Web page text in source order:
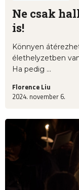
Ne csak
is!
Könnyen
élethelyzetben
Ha pedig ...
Florence Liu
2024. november 6.